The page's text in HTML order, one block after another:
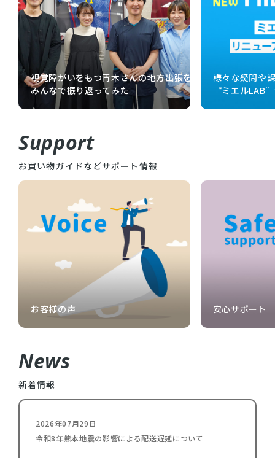
視覚障がいをもつ青木さんの地方出張を
みんなで振り返ってみた
様々な疑問や
“ミエル
Support
お買い物ガイドなどサポート情報
お客様の声 安心サポート
News
新着情報
2026年07月29日
令和8年熊本地震の影響による配送遅延について